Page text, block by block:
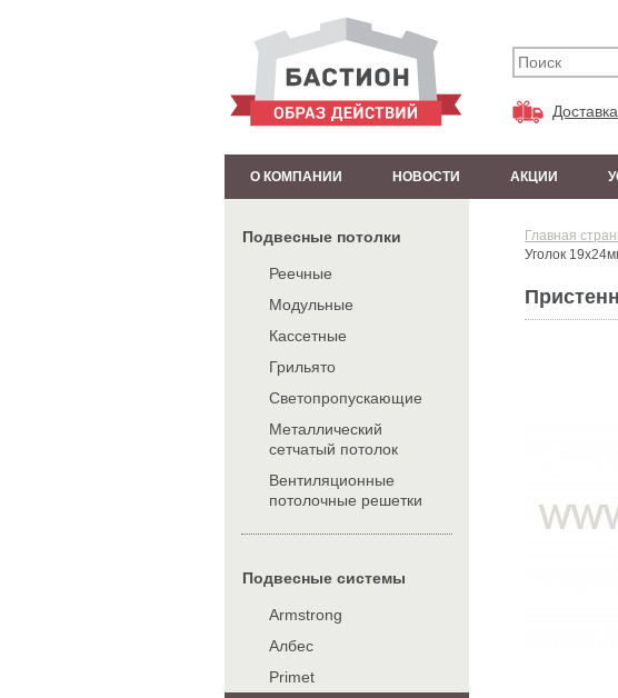
Доставка
О КОМПАНИИ НОВОСТИ АКЦИИ
Подвесные потолки
Реечные
Модульные
Кассетные
Грильято
Светопропускающие
Металлический
сетчатый потолок
Вентиляционные
потолочные решетки
Подвесные системы
Armstrong
Албес
Primet
Главная
Уголок